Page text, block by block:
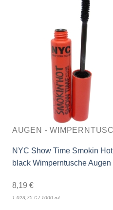
AUGEN -
NYC Show Time Smokin
black Wimperntusche Augen
8,19 €
1.023,75 €/ 1000 ml